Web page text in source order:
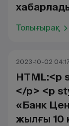
Толығырақ
2023-10-02
HTML:<p
</p> <p
«Банк
жылғы 10